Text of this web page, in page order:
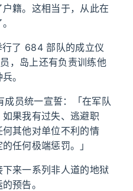
籍。这相当于，从此在
了 684 部队的成立仪
，岛上还有负责训练他
。
员统一宣誓：「在军队
果我有过失、逃避职
其他对单位不利的情
任何极端惩罚。」
来一系列非人道的地狱
预告。